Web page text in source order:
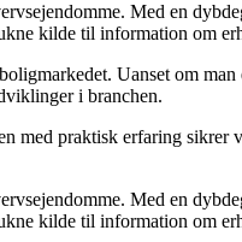
Med en
kilde til information om
Uanset om
i branchen.
med praktisk erfaring sikrer
Med en
kilde til information om